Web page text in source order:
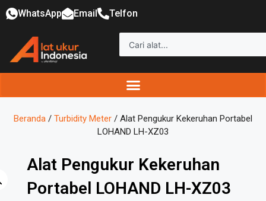
WhatsApp Email Telfon
Beranda / Turbidity Meter / Alat Pengukur Kekeruhan Portabel
LOHAND LH-XZ03
Alat Pengukur Kekeruhan
Portabel LOHAND LH-XZ03